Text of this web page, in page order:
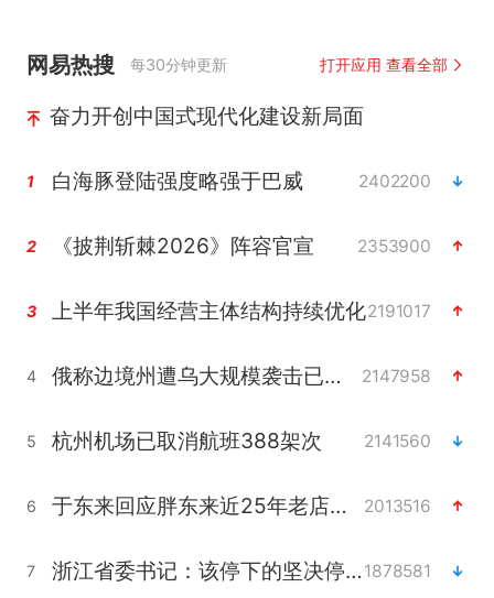
网易热搜 每30分钟更新 打开应用 查看全部
奋力开创中国式现代化建设新局面
1 白海豚登陆强度略强于巴威 2402200
2 《披荆斩棘2026》阵容官宣 2353900
3 上半年我国经营主体结构持续优化2191017
4 俄称边境州遭乌大规模袭击已致13伤 2147958
5 杭州机场已取消航班388架次 2141560
6 于东来回应胖东来近25年老店年底关闭 2013516
7 浙江省委书记：该停下的坚决停下来1878581